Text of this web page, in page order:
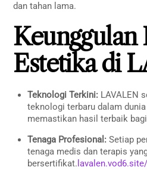
dan tahan lama.
Keunggulan
Estetika di
Teknologi Terkini: LAVALEN
teknologi terbaru dalam
memastikan hasil terbaik
Tenaga Profesional: Setiap
tenaga medis dan terapis
bersertifikat. lavalen.vod6.site/